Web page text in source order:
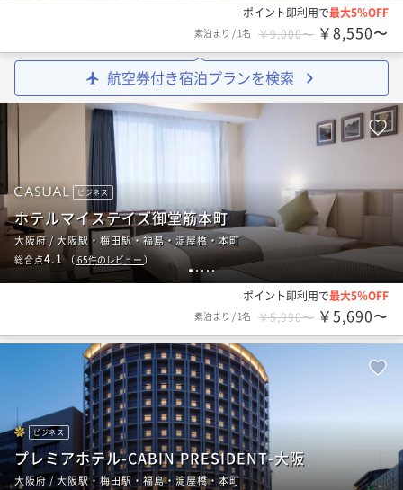
ポイント即利用で最大5％OFF
素泊まり / 1名 ￥9,000〜 ￥8,550〜
航空券付き宿泊プランを検索
1 2345
ビジネス
ホテルマイステイズ御堂筋本町
大阪府 / 大阪駅・梅田駅・福島・淀屋橋・本町
総合点4.1 （ 65件のレビュー）
ポイント即利用で最大5％OFF
素泊まり / 1名 ￥5,990〜 ￥5,690〜
ビジネス
プレミアホテル-CABIN PRESIDENT-大阪
大阪府 / 大阪駅・梅田駅・福島・淀屋橋・本町